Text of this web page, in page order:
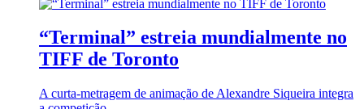
“Terminal” estreia mundialmente no
TIFF de Toronto
A curta-metragem de animação de Alexandre Siqueira integra